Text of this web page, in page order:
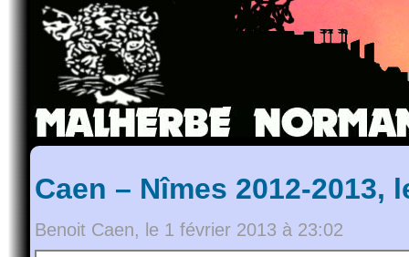
Caen – Nîmes 2012-2013,
Benoit Caen, le 1 février 2013 à 23:02